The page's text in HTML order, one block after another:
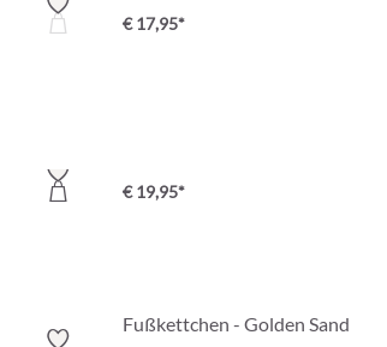
€ 17,95*
€ 19,95*
Fußkettchen - Golden Sand